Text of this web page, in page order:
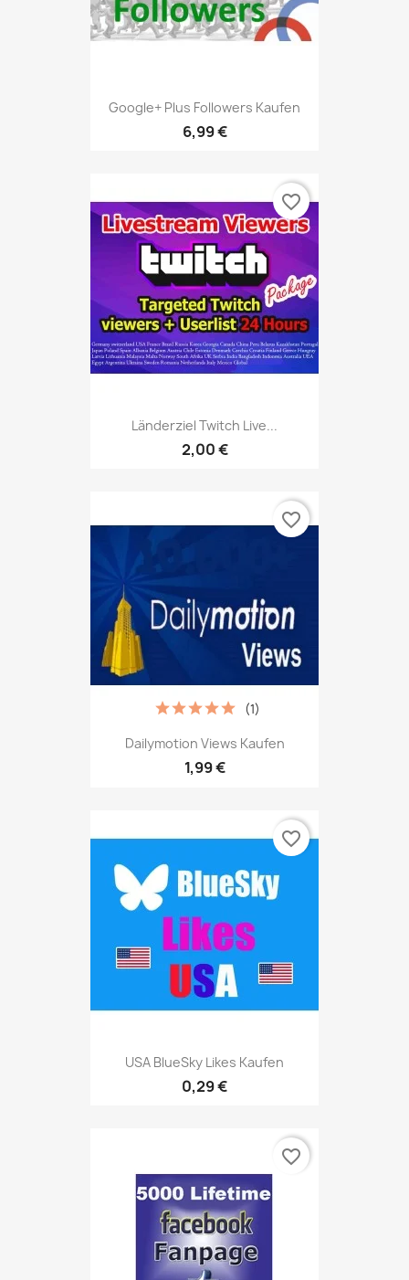
Google+ Plus Followers Kaufen
6,99 €
Länderziel Twitch Live...
2,00 €
favorite_border
Dailymotion Views Kaufen
1,99 €
(1)
favorite_border
USA BlueSky Likes Kaufen
0,29 €
favorite_border
favorite_border